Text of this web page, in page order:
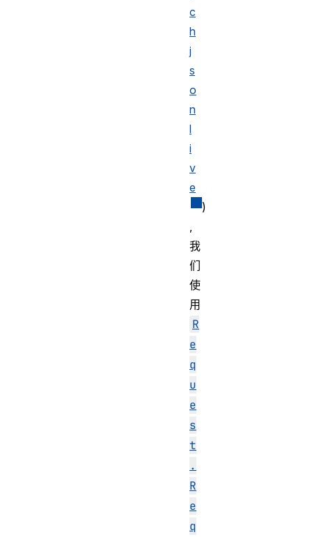
c
h
j
s
o
n
l
i
v
e
)
我
们
使
用
R
e
q
u
e
s
t
.
R
e
q